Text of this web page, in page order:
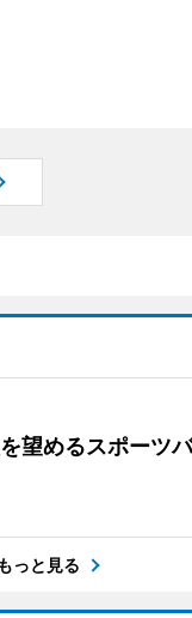
望めるスポーツ
もっと見る